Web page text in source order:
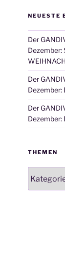
NEUESTE
Der
Dezember:
Der
Dezember:
Der
Dezember:
THEMEN